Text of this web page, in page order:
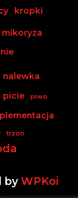
kropki
mikoryza
nalewka
picie piwo
trzon
byWPKoi